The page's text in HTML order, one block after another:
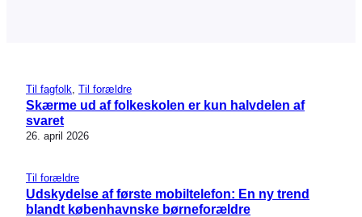
Til fagfolk Til forældre
Skærme ud af folkeskolen er kun halvdelen af
svaret
26. april 2026
Til forældre
Udskydelse af første mobiltelefon: En ny trend
blandt københavnske børneforældre